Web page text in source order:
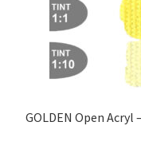
GOLDEN Open